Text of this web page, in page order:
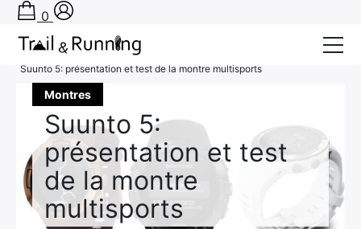
Montres
Suunto 5:
présentation et test
de la montre
multisports
Test produits Montres
Suunto 5: présentation et test de la montre multisports
0
Conseils
Récits de course
Tests
Bons plans